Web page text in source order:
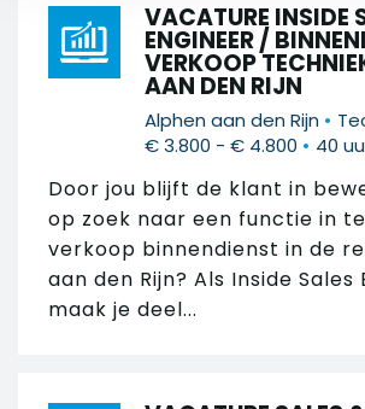
VACATURE INSIDE
ENGINEER /
VERKOOP
AAN DEN RIJN
Alphen aan den Rijn •
€ 3.800 - € 4.800 • 40
Door jou blijft de klant in
op zoek naar een functie in
verkoop binnendienst in de
aan den Rijn? Als Inside Sales
maak je deel...